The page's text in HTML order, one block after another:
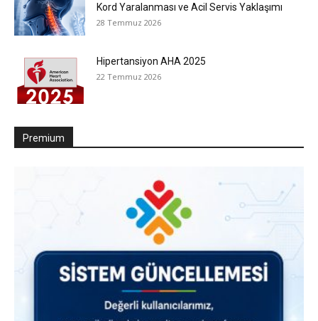
Kord Yaralanması ve Acil Servis Yaklaşımı
28 Temmuz 2026
Hipertansiyon AHA 2025
22 Temmuz 2026
Premium